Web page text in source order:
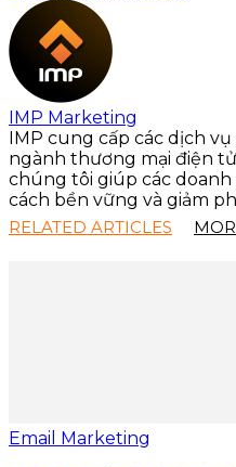
IMP Marketing
IMP cung cấp các dịch
ngành thương mại điện
chúng tôi giúp các
cách bền vững và giảm
RELATED ARTICLES
Email Marketing